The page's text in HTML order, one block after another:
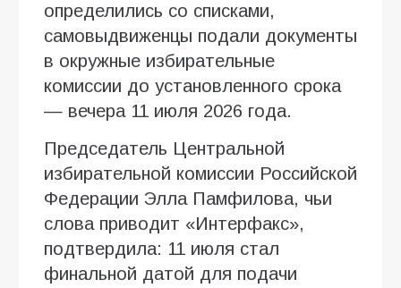
определились со списками,
самовыдвиженцы подали документы
в окружные избирательные
комиссии до установленного срока
— вечера 11 июля 2026 года.
Председатель Центральной
избирательной комиссии Российской
Федерации Элла Памфилова, чьи
слова приводит «Интерфакс»,
подтвердила: 11 июля стал
финальной датой для подачи